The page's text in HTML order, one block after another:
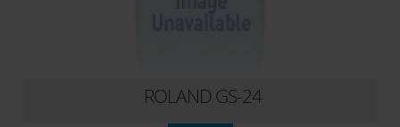
ROLAND GS-24